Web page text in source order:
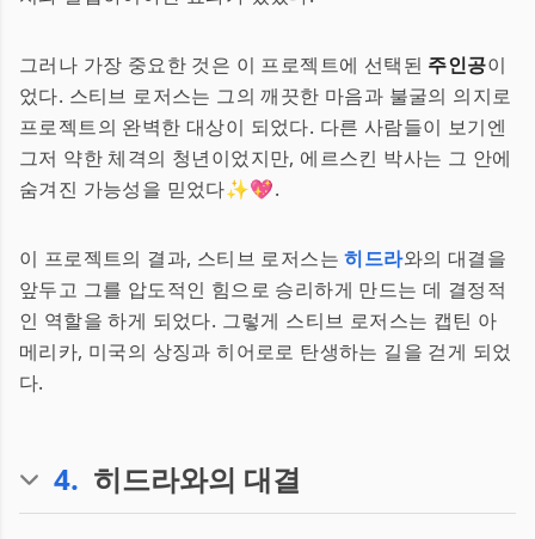
그러나 가장 중요한 것은 이 프로젝트에 선택된 주인공이
었다. 스티브 로저스는 그의 깨끗한 마음과 불굴의 의지로
프로젝트의 완벽한 대상이 되었다. 다른 사람들이 보기엔
그저 약한 체격의 청년이었지만, 에르스킨 박사는 그 안에
숨겨진 가능성을 믿었다✨💖.
이 프로젝트의 결과, 스티브 로저스는히드라와의 대결을
앞두고 그를 압도적인 힘으로 승리하게 만드는 데 결정적
인 역할을 하게 되었다. 그렇게 스티브 로저스는 캡틴 아
메리카, 미국의 상징과 히어로로 탄생하는 길을 걷게 되었
다.
4. 히드라와의 대결